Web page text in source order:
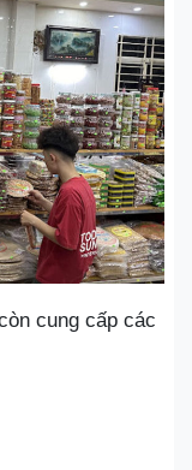
cung cấp các